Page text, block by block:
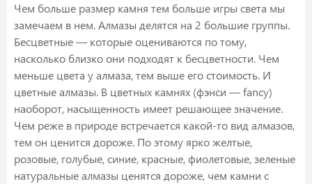
Чем больше размер камня тем больше игры света мы
замечаем в нем. Алмазы делятся на 2 большие группы.
Бесцветные — которые оцениваются по тому,
насколько близко они подходят к бесцветности. Чем
меньше цвета у алмаза, тем выше его стоимость. И
цветные алмазы. В цветных камнях (фэнси — fancy)
наоборот, насыщенность имеет решающее значение.
Чем реже в природе встречается какой-то вид алмазов,
тем он ценится дороже. По этому ярко желтые,
розовые, голубые, синие, красные, фиолетовые, зеленые
натуральные алмазы ценятся дороже, чем камни с